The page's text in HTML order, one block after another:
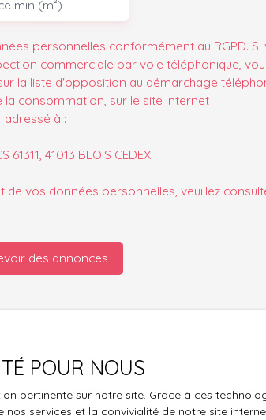
min (m²)
personnelles conformément au RGPD. Si
commerciale par voie téléphonique,
la liste d'opposition au démarchage
la consommation, sur le site Internet
à :
41013 BLOIS CEDEX.
de vos données personnelles, veuillez
des annonces
Nos
POUR NOUS
pertinente sur notre site. Grace à ces
services et la convivialité de notre site